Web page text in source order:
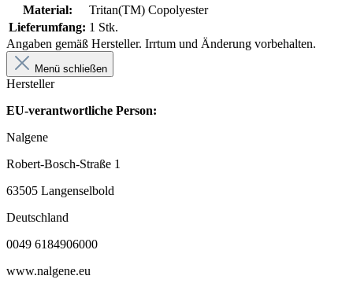
Material:
Tritan(TM) Copolyester
Lieferumfang: 1 Stk.
Angaben gemäß Hersteller. Irrtum und Änderung vorbehalten.
Menü schließen
Hersteller
EU-verantwortliche Person:
Nalgene
Robert-Bosch-Straße 1
63505 Langenselbold
Deutschland
0049 6184906000
www.nalgene.eu